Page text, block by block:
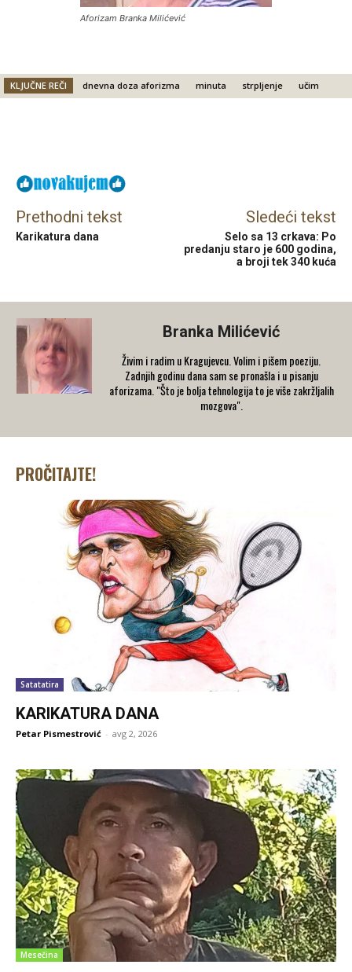
Aforizam Branka Milićević
KLJUČNE REČI dnevna doza aforizma minuta strpljenje učim
Prethodni tekst
Karikatura dana
Sledeći tekst
Selo sa 13 crkava: Po
predanju staro je 600 godina,
a broji tek 340 kuća
Branka Milićević
Živim i radim u Kragujevcu. Volim i pišem poeziju.
Zadnjih godinu dana sam se pronašla i u pisanju
aforizama. "Što je bolja tehnologija to je više zakržljalih
mozgova".
PROČITAJTE!
Satatatira
KARIKATURA DANA
Petar Pismestrović - avg 2, 2026
Mesečina